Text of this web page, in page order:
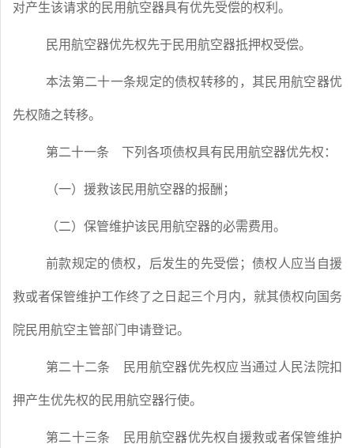
对产生该请求的民用航空器具有优先受偿的权利。
民用航空器优先权先于民用航空器抵押权受偿。
本法第二十一条规定的债权转移的，其民用航空器优
先权随之转移。
第二十一条 下列各项债权具有民用航空器优先权：
（一）援救该民用航空器的报酬；
（二）保管维护该民用航空器的必需费用。
前款规定的债权，后发生的先受偿；债权人应当自援
救或者保管维护工作终了之日起三个月内，就其债权向国务
院民用航空主管部门申请登记。
第二十二条 民用航空器优先权应当通过人民法院扣
押产生优先权的民用航空器行使。
第二十三条 民用航空器优先权自援救或者保管维护